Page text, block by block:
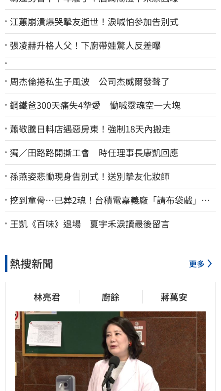
江蕙崩潰爆哭摯友逝世！淚喊怕參加告別式
張凌赫升格人父！下廚帶娃驚人反差曝
周杰倫捲私生子風波 公司杰威爾發聲了
鋼鐵爸300天痛失4摯愛 慟喊靈魂空一大塊
蕭敬騰日料店遇惡房東！強制18天內搬走
獨／田路路開撕工會 時任理事長康凱回應
孫燕姿悲慟現身告別式！送別摯友化妝師
挖到童骨…已葬2魂！台積電嘉義廠「請布袋戲」原
因曝
王凱《百味》退場 夏宇禾淚讀最後留言
熱搜新聞 更多
林亮君 廚餘 蔣萬安